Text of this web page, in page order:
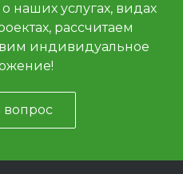
наших услугах, видах
рассчитаем
индивидуальное
вопрос